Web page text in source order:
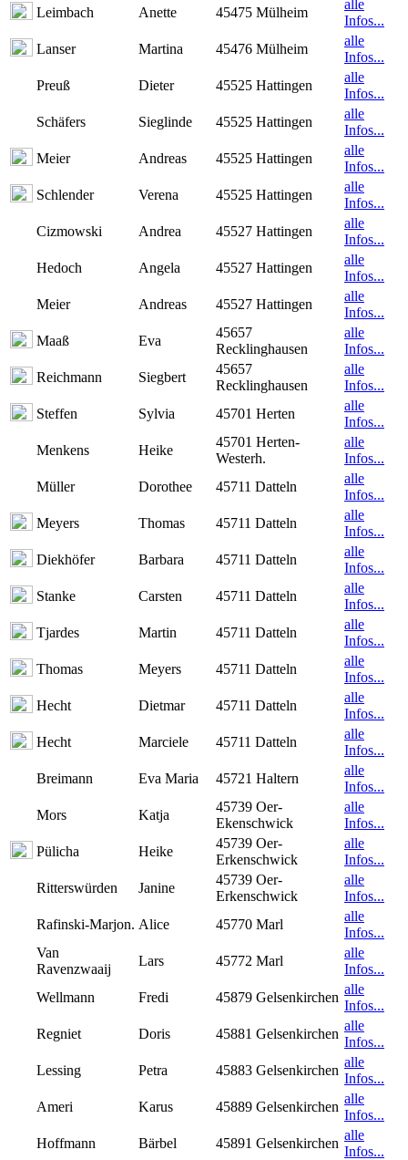
Leimbach Anette 45475 Mülheim
alle
Infos...
Lanser
Martina 45476 Mülheim
alle
Infos...
Preuß
Dieter 45525 Hattingen
alle
Infos...
Schäfers
Sieglinde 45525 Hattingen
alle
Infos...
Meier
Andreas 45525 Hattingen
alle
Infos...
Schlender
Verena 45525 Hattingen
alle
Infos...
Cizmowski
Andrea 45527 Hattingen
alle
Infos...
Hedoch
Angela 45527 Hattingen
alle
Infos...
Meier
Andreas 45527 Hattingen
alle
Infos...
Maaß
Eva
45657
Recklinghausen
alle
Infos...
Reichmann
Siegbert
45657
Recklinghausen
alle
Infos...
Steffen
Sylvia 45701 Herten
alle
Infos...
Menkens
Heike
45701 Herten-
Westerh.
alle
Infos...
Müller
Dorothee 45711 Datteln
alle
Infos...
Meyers
Thomas 45711 Datteln
alle
Infos...
Diekhöfer
Barbara 45711 Datteln
alle
Infos...
Stanke
Carsten 45711 Datteln
alle
Infos...
Tjardes
Martin 45711 Datteln
alle
Infos...
Thomas
Meyers 45711 Datteln
alle
Infos...
Hecht
Dietmar 45711 Datteln
alle
Infos...
Hecht
Marciele 45711 Datteln
alle
Infos...
Breimann
Eva Maria 45721 Haltern
alle
Infos...
Mors
Katja
45739 Oer-
Ekenschwick
alle
Infos...
Pülicha
Heike
45739 Oer-
Erkenschwick
alle
Infos...
Ritterswürden
Janine
45739 Oer-
Erkenschwick
alle
Infos...
Rafinski-Marjon. Alice 45770 Marl
alle
Infos...
Van
Ravenzwaaij
Lars 45772 Marl
alle
Infos...
Wellmann
Fredi 45879 Gelsenkirchen
alle
Infos...
Regniet
Doris 45881 Gelsenkirchen
alle
Infos...
Lessing
Petra 45883 Gelsenkirchen
alle
Infos...
Ameri
Karus 45889 Gelsenkirchen
alle
Infos...
Hoffmann
Bärbel 45891 Gelsenkirchen
alle
Infos...